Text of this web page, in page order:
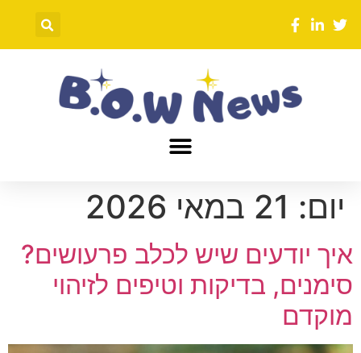
יום: 21 במאי 2026
איך יודעים שיש לכלב פרעושים?
סימנים, בדיקות וטיפים לזיהוי
מוקדם